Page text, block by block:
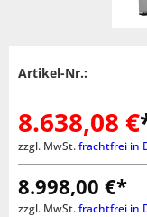
Artikel-Nr.:
8.638,08 €
zzgl. MwSt.frachtfrei in
8.998,00 €*
zzgl. MwSt.frachtfrei in